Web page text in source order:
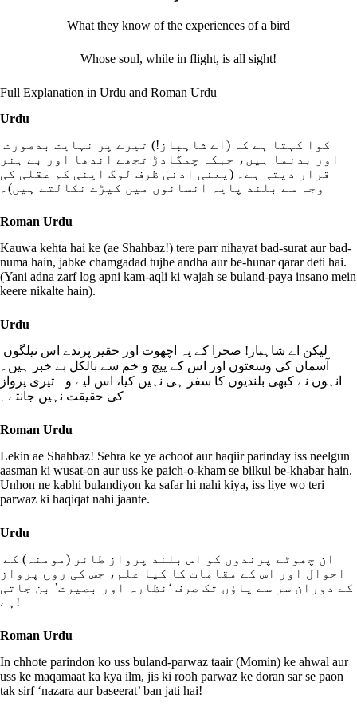
What they know of the experiences of a bird
Whose soul, while in flight, is all sight!
Full Explanation in Urdu and Roman Urdu
Urdu
اور بدنما ہیں، جبکہ چمگادڑ تجھے اندھا اور بے ہنر
قرار دیتی ہے۔ (یعنی ادنیٰ ظرف لوگ اپنی کم عقلی کی
وجہ سے بلند پایہ انسانوں میں کیڑے نکالتے ہیں)۔
Roman Urdu
Kauwa kehta hai ke (ae Shahbaz!) tere parr nihayat bad-surat aur bad-
numa hain, jabke chamgadad tujhe andha aur be-hunar qarar deti hai.
(Yani adna zarf log apni kam-aqli ki wajah se buland-paya insano mein
keere nikalte hain).
Urdu
آسمان کی وسعتوں اور اس کے پیچ و خم سے بالکل بے خبر ہیں۔
انہوں نے کبھی بلندیوں کا سفر ہی نہیں کیا، اس لیے وہ تیری پرواز
کی حقیقت نہیں جانتے۔
Roman Urdu
Lekin ae Shahbaz! Sehra ke ye achoot aur haqiir parinday iss neelgun
aasman ki wusat-on aur uss ke paich-o-kham se bilkul be-khabar hain.
Unhon ne kabhi bulandiyon ka safar hi nahi kiya, iss liye wo teri
parwaz ki haqiqat nahi jaante.
Urdu
احوال اور اس کے مقامات کا کیا علم، جس کی روح پرواز
کے دوران سر سے پاؤں تک صرف ‘نظارہ اور بصیرت’ بن جاتی
ہے!
Roman Urdu
In chhote parindon ko uss buland-parwaz taair (Momin) ke ahwal aur
uss ke maqamaat ka kya ilm, jis ki rooh parwaz ke doran sar se paon
tak sirf ‘nazara aur baseerat’ ban jati hai!